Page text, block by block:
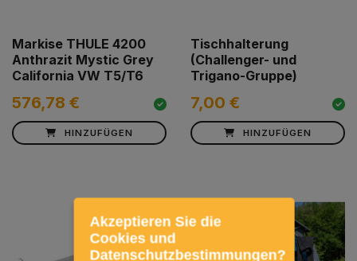
Markise THULE 4200
Anthrazit Mystic Grey
California VW T5/T6
576,78 €
HINZUFÜGEN
Tischhalterung
(Challenger- und
Trigano-Gruppe)
7,00 €
HINZUFÜGEN
Akzeptieren Sie die
Cookies und
Datenschutzbestimmungen?